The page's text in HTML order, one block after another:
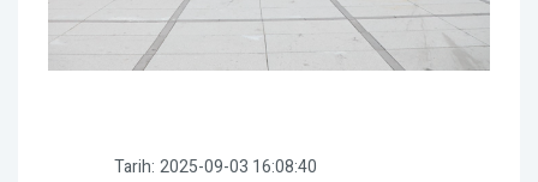
Tarih: 2025-09-03 16:08:40